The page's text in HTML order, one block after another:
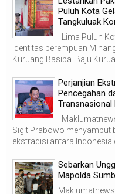
Puluh Kota
Tangkuluak
Lima Puluh
identitas perempuan
Kuruang Basiba. Baju
Perjanjian
Pencegahan
Transnasional
Sigit Prabowo menyambut
ekstradisi antara Indonesia
Sebarkan
Mapolda